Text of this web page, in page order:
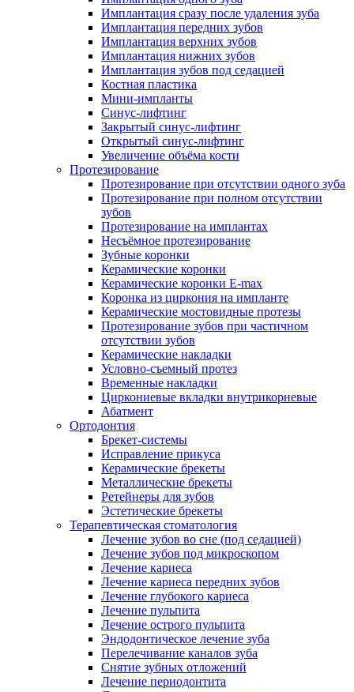
Имплантация сразу после удаления зуба
Имплантация передних зубов
Имплантация верхних зубов
Имплантация нижних зубов
Имплантация зубов под седацией
Костная пластика
Мини-импланты
Синус-лифтинг
Закрытый синус-лифтинг
Открытый синус-лифтинг
Увеличение объёма кости
Протезирование
Протезирование при отсутствии одного зуба
Протезирование при полном отсутствии
зубов
Протезирование на имплантах
Несъёмное протезирование
Зубные коронки
Керамические коронки
Керамические коронки E-max
Коронка из циркония на импланте
Керамические мостовидные протезы
Протезирование зубов при частичном
отсутствии зубов
Керамические накладки
Условно-съемный протез
Временные накладки
Циркониевые вкладки внутрикорневые
Абатмент
Ортодонтия
Брекет-системы
Исправление прикуса
Керамические брекеты
Металлические брекеты
Ретейнеры для зубов
Эстетические брекеты
Терапевтическая стоматология
Лечение зубов во сне (под седацией)
Лечение зубов под микроскопом
Лечение кариеса
Лечение кариеса передних зубов
Лечение глубокого кариеса
Лечение пульпита
Лечение острого пульпита
Эндодонтическое лечение зуба
Перелечивание каналов зуба
Снятие зубных отложений
Лечение периодонтита